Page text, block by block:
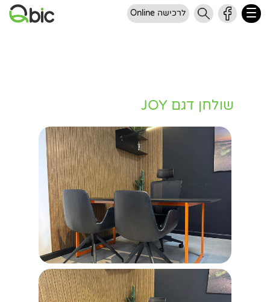
לרכישה Online
שולחן דגם JOY